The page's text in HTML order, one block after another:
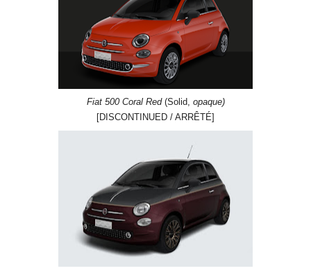
Fiat 500 Coral Red (Solid, opaque)
[DISCONTINUED / ARRÊTÉ]